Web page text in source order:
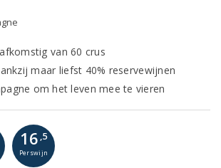
van 60 crus
maar liefst 40% reservewijnen
om het leven mee te vieren
16 ,5
Perswijn